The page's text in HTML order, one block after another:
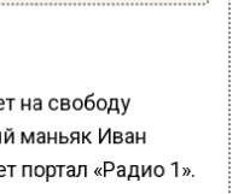
на свободу
маньяк Иван
портал «Радио 1».